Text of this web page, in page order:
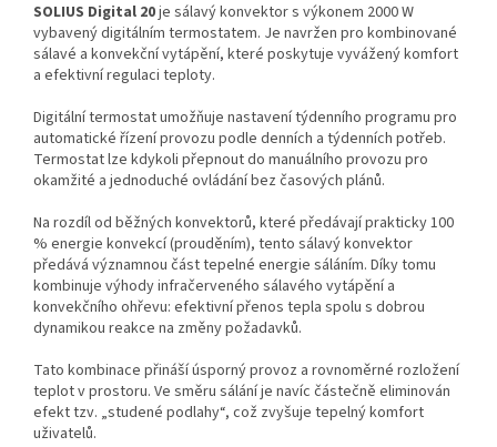
SOLIUS Digital 20je sálavý konvektor s výkonem 2000 W
vybavený digitálním termostatem. Je navržen pro kombinované
sálavé a konvekční vytápění, které poskytuje vyvážený komfort
a efektivní regulaci teploty.
Digitální termostat umožňuje nastavení týdenního programu pro
automatické řízení provozu podle denních a týdenních potřeb.
Termostat lze kdykoli přepnout do manuálního provozu pro
okamžité a jednoduché ovládání bez časových plánů.
Na rozdíl od běžných konvektorů, které předávají prakticky 100
% energie konvekcí (prouděním), tento sálavý konvektor
předává významnou část tepelné energie sáláním. Díky tomu
kombinuje výhody infračerveného sálavého vytápění a
konvekčního ohřevu: efektivní přenos tepla spolu s dobrou
dynamikou reakce na změny požadavků.
Tato kombinace přináší úsporný provoz a rovnoměrné rozložení
teplot v prostoru. Ve směru sálání je navíc částečně eliminován
efekt tzv. „studené podlahy“, což zvyšuje tepelný komfort
uživatelů.